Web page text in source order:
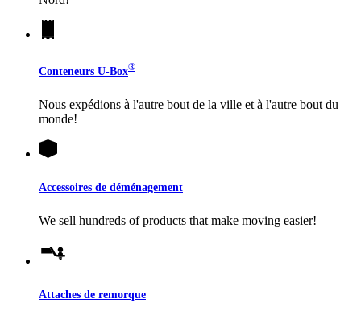
Conteneurs U-Box®
Nous expédions à l'autre bout de la ville et à l'autre bout du
monde!
Accessoires de déménagement
We sell hundreds of products that make moving easier!
Attaches de remorque